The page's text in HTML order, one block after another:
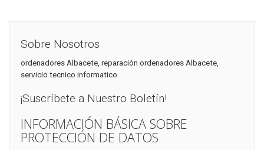
Sobre Nosotros
ordenadores Albacete, reparación ordenadores Albacete,
servicio tecnico informatico.
¡Suscríbete a Nuestro Boletín!
INFORMACIÓN BÁSICA SOBRE
PROTECCIÓN DE DATOS